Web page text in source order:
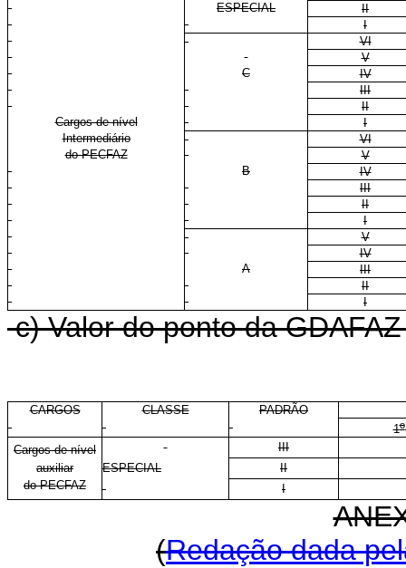
ESPECIAL
II
I
VI
V
C
IV
III
II
Cargos de nível
I
Intermediário
VI
do PECFAZ
V
B
IV
III
II
I
V
IV
A
III
II
I
c) Valor do ponto da
CARGOS CLASSE
PADRÃO
1o
Cargos de nível
III
auxiliar
ESPECIAL
II
do PECFAZ
I
(Redação dada